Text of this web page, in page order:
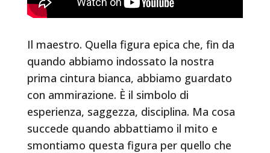
Il maestro. Quella figura epica che, fin da
quando abbiamo indossato la nostra
prima cintura bianca, abbiamo guardato
con ammirazione. È il simbolo di
esperienza, saggezza, disciplina. Ma cosa
succede quando abbattiamo il mito e
smontiamo questa figura per quello che